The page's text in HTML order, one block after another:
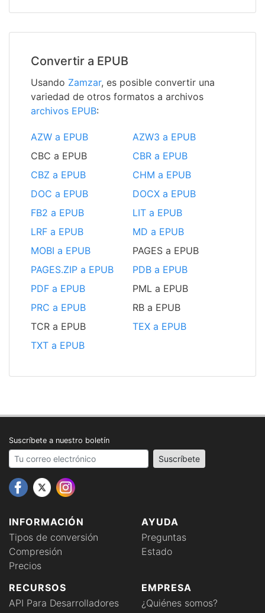
Convertir a EPUB
Usando Zamzar, es posible convertir una
variedad de otros formatos a archivos
archivos EPUB:
AZW a EPUB
AZW3 a EPUB
CBC a EPUB
CBR a EPUB
CBZ a EPUB
CHM a EPUB
DOC a EPUB
DOCX a EPUB
FB2 a EPUB
LIT a EPUB
LRF a EPUB
MD a EPUB
MOBI a EPUB
PAGES a EPUB
PAGES.ZIP a EPUB
PDB a EPUB
PDF a EPUB
PML a EPUB
PRC a EPUB
RB a EPUB
TCR a EPUB
TEX a EPUB
TXT a EPUB
INFORMACIÓN
Tipos de conversión
Compresión
Precios
AYUDA
Preguntas
Estado
RECURSOS
API Para Desarrolladores
EMPRESA
¿Quiénes somos?
Suscríbete a nuestro boletín
Your email address Suscríbete